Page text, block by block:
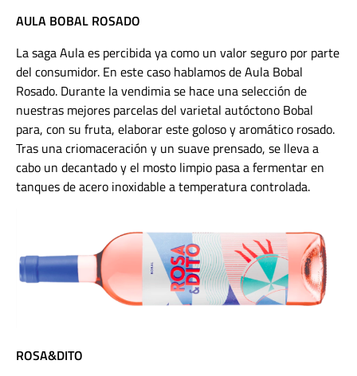
AULA BOBAL ROSADO
La saga Aula es percibida ya como un valor seguro por parte
del consumidor. En este caso hablamos de Aula Bobal
Rosado. Durante la vendimia se hace una selección de
nuestras mejores parcelas del varietal autóctono Bobal
para, con su fruta, elaborar este goloso y aromático rosado.
Tras una criomaceración y un suave prensado, se lleva a
cabo un decantado y el mosto limpio pasa a fermentar en
tanques de acero inoxidable a temperatura controlada.
ROSA&DITO